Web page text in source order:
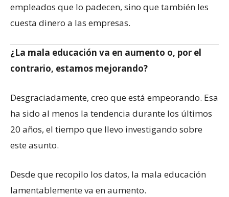
empleados que lo padecen, sino que también les
cuesta dinero a las empresas.
¿La mala educación va en aumento o, por el
contrario, estamos mejorando?
Desgraciadamente, creo que está empeorando. Esa
ha sido al menos la tendencia durante los últimos
20 años, el tiempo que llevo investigando sobre
este asunto.
Desde que recopilo los datos, la mala educación
lamentablemente va en aumento.